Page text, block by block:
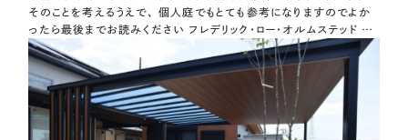
そのことを考えるうえで、 個人庭でもとても参考になりますのでよか
ったら最後までお読みください フレデリック・ロー・オルムステッド ニ
ューヨークのセントラルパークを手がけた人物で 「アメリカのランドス
ケープ・アーキテクチャの創始者」 とも呼ばれています。 シ…